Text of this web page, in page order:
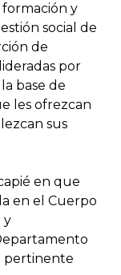
formación y
social de
de
por
base de
les ofrezcan
sus
en que
en el Cuerpo
y
pertinente